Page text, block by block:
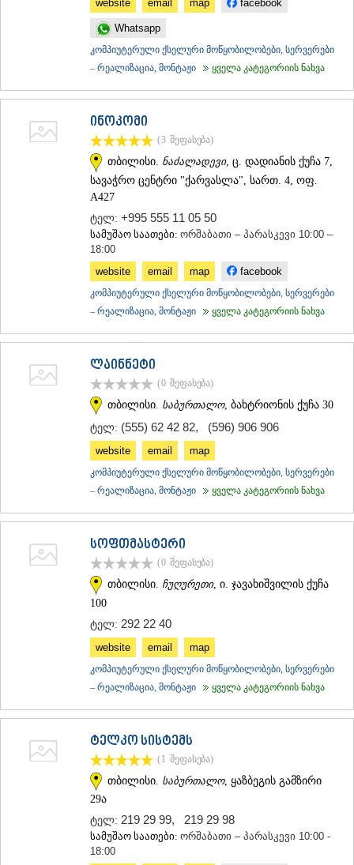
website
email map facebook
Whatsapp
კომპიუტერული ქსელური მოწყობილობები, სერვერები
– რეალიზაცია, მონტაჟი
ყველა კატეგორიის ნახვა
ინოკომი
(3 შეფასება)
თბილისი. ნაძალადევი, ც. დადიანის ქუჩა 7,
სავაჭრო ცენტრი "ქარვასლა", სართ. 4, ოფ.
A427
ტელ: +995 555 11 05 50
სამუშაო საათები: ორშაბათი – პარასკევი 10:00 –
18:00
website
email map facebook
კომპიუტერული ქსელური მოწყობილობები, სერვერები
– რეალიზაცია, მონტაჟი
ყველა კატეგორიის ნახვა
ლაინნეტი
(0 შეფასება)
თბილისი. საბურთალო, ბახტრიონის ქუჩა 30
ტელ: (555) 62 42 82, (596) 906 906
website email map
კომპიუტერული ქსელური მოწყობილობები, სერვერები
– რეალიზაცია, მონტაჟი
ყველა კატეგორიის ნახვა
სოფთმასტერი
(0 შეფასება)
თბილისი. ჩუღურეთი, ი. ჯავახიშვილის ქუჩა
100
ტელ: 292 22 40
website email map
კომპიუტერული ქსელური მოწყობილობები, სერვერები
– რეალიზაცია, მონტაჟი
ყველა კატეგორიის ნახვა
ტელკო სისტემს
(1 შეფასება)
თბილისი. საბურთალო, ყაზბეგის გამზირი
29ა
ტელ: 219 29 99, 219 29 98
სამუშაო საათები: ორშაბათი – პარასკევი 10:00 -
18:00